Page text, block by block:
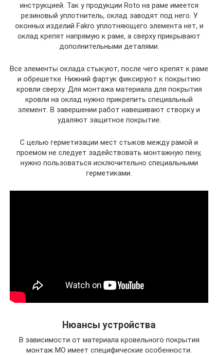
инструкцией. Так у продукции Roto на раме имеется
резиновый уплотнитель, оклад заводят под него. У
оконных изделий Fakro уплотняющего элемента нет, и
оклад крепят напрямую к раме, а сверху прикрывают
дополнительными деталями.
Все элементы оклада стыкуют, после чего крепят к раме
и обрешетке. Нижний фартук фиксируют к покрытию
кровли сверху. Для монтажа материала для покрытия
кровли на оклад нужно прикрепить специальный
элемент. В завершении работ навешивают створку и
удаляют защитное покрытие.
С целью герметизации мест стыков между рамой и
проемом не следует задействовать монтажную пену,
нужно пользоваться исключительно специальными
герметиками.
Нюансы устройства
В зависимости от материала кровельного покрытия
монтаж МО имеет специфические особенности.